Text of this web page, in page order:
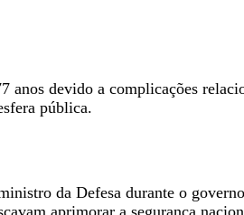
devido a complicações
pública.
da Defesa durante o
aprimorar a segurança